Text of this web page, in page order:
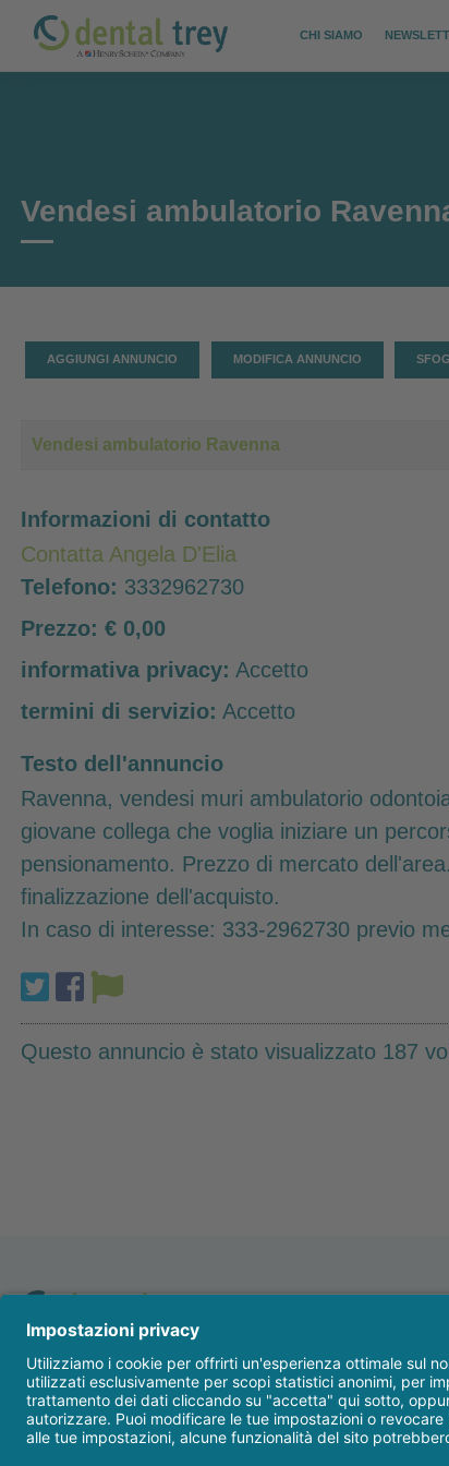
content
CHI SIAMO
Vendesi ambulatorio
AGGIUNGI ANNUNCIO MODIFICA ANNUNCIO
Vendesi ambulatorio Ravenna
Informazioni di contatto
Contatta Angela D'Elia
Telefono: 3332962730
Prezzo: € 0,00
informativa privacy: Accetto
termini di servizio: Accetto
Testo dell'annuncio
Ravenna, vendesi muri ambulatorio
giovane collega che voglia iniziare un
pensionamento. Prezzo di mercato
finalizzazione dell'acquisto.
In caso di interesse: 333-2962730 previo
Questo annuncio è stato visualizzato 187
Dental Trey s.r.l.
p.iva 01306980408
Igiene profilassi
Condizioni di